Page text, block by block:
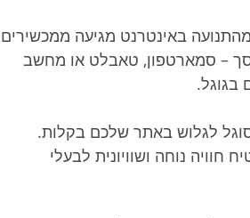
באינטרנט מגיעה ממכשירים
– סמארטפון, טאבלט או מחשב
בגוגל.
לגלוש באתר שלכם בקלות.
נוחה ושוויונית לבעלי